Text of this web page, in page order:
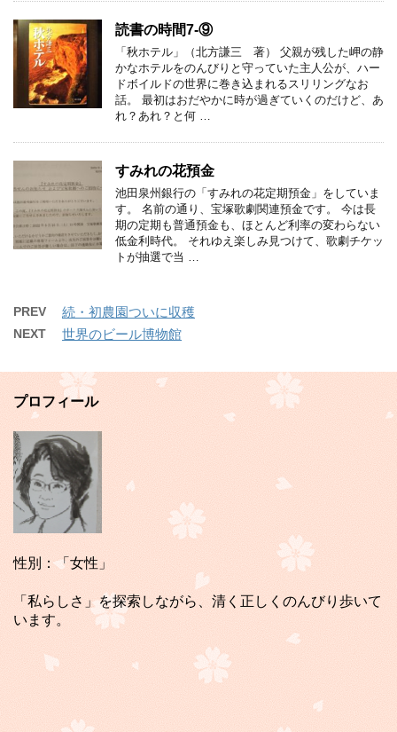
読書の時間7-⑨
「秋ホテル」（北方謙三 著） 父親が残した岬の静
かなホテルをのんびりと守っていた主人公が、ハー
ドボイルドの世界に巻き込まれるスリリングなお
話。 最初はおだやかに時が過ぎていくのだけど、あ
れ？あれ？と何 …
すみれの花預金
池田泉州銀行の「すみれの花定期預金」をしていま
す。 名前の通り、宝塚歌劇関連預金です。 今は長
期の定期も普通預金も、ほとんど利率の変わらない
低金利時代。 それゆえ楽しみ見つけて、歌劇チケッ
トが抽選で当 …
PREV 続・初農園ついに収穫
NEXT 世界のビール博物館
プロフィール
性別：「女性」
「私らしさ」を探索しながら、清く正しくのんびり歩いて
います。